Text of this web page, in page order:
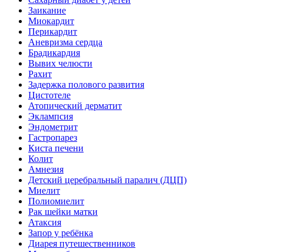
Заикание
Миокардит
Перикардит
Аневризма сердца
Брадикардия
Вывих челюсти
Рахит
Задержка полового развития
Цистотеле
Атопический дерматит
Эклампсия
Эндометрит
Гастропарез
Киста печени
Колит
Амнезия
Детский церебральный паралич (ДЦП)
Миелит
Полиомиелит
Рак шейки матки
Атаксия
Запор у ребёнка
Диарея путешественников